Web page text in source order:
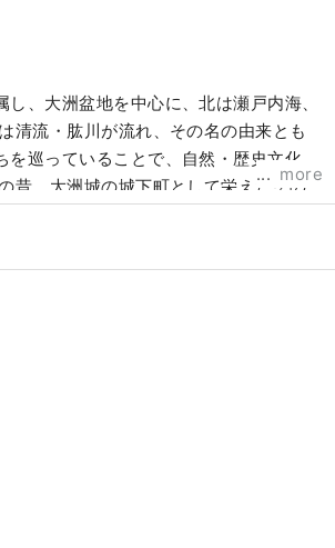
、大洲盆地を中心に、北は瀬戸内海、
清流・肱川が流れ、その名の由来とも
巡っていることで、自然・歴史文化・
昔、大洲城の城下町として栄えたその
more